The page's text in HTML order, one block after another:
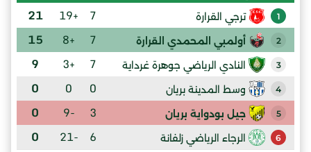
1 ترجي القرارة 7
+19
21
2 أولمبي المحمدي القرارة 7
+8
15
3 النادي الرياضي جوهرة غرداية 7
+3
9
4 وسط المدينة بريان 0
0
0
5 جيل بودواية بريان 3
-9
0
6 الرجاء الرياضي زلفانة 6
-21
0